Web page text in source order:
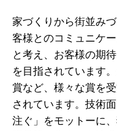
家づくりから街並み
客様とのコミュニケ
と考え、お客様の期
を目指されています
賞など、様々な賞を
されています。技術
注ぐ」をモットーに